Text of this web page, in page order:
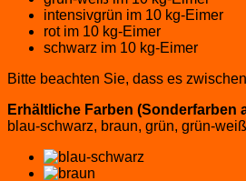
intensivgrün im 10 kg-Eimer
rot im 10 kg-Eimer
schwarz im 10 kg-Eimer
Bitte beachten Sie, dass es
Erhältliche Farben (Sonderfarben
blau-schwarz, braun, grün, grün-